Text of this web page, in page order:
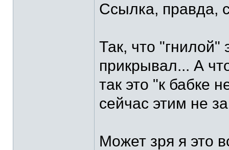
Ссылка, правда,
Так, что "гнилой"
прикрывал... А
так это "к бабке
сейчас этим не
Может зря я это